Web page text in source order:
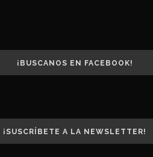
¡BUSCANOS EN FACEBOOK!
¡SUSCRÍBETE A LA NEWSLETTER!